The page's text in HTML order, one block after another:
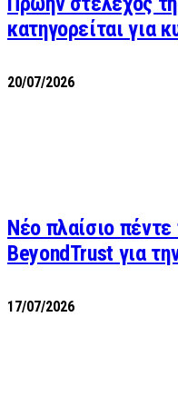
κατηγορείται για
20/07/2026
Νέο πλαίσιο
BeyondTrust για
17/07/2026